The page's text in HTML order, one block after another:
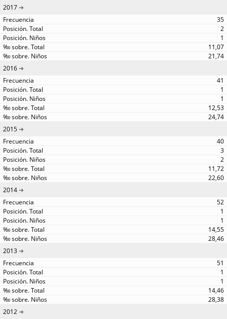
2017
35
2
1
11,07
21,74
2016
41
1
1
12,53
24,74
2015
40
3
2
11,72
22,60
2014
52
1
1
14,55
28,46
2013
51
1
1
14,46
28,38
2012